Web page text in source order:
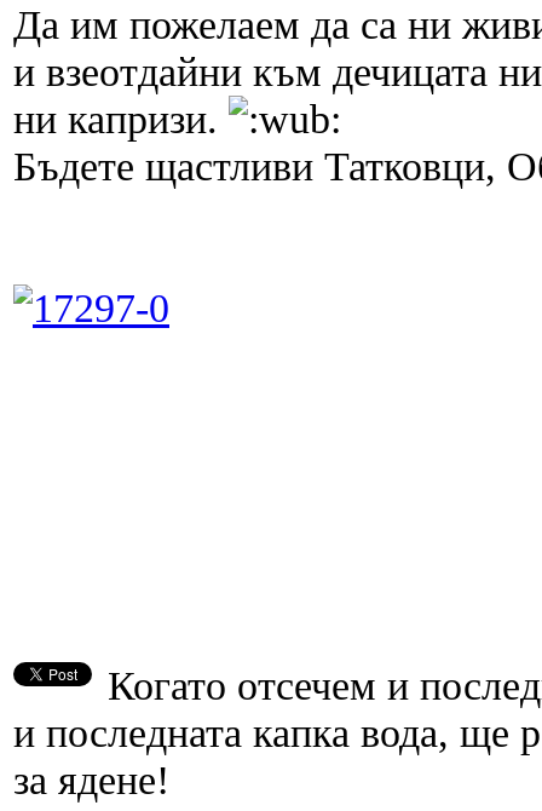
Да им пожелаем да са ни
и взеотдайни към дечицата
ни капризи.
Бъдете щастливи Татковци,
Когато отсечем и
и последната капка вода, ще
за ядене!